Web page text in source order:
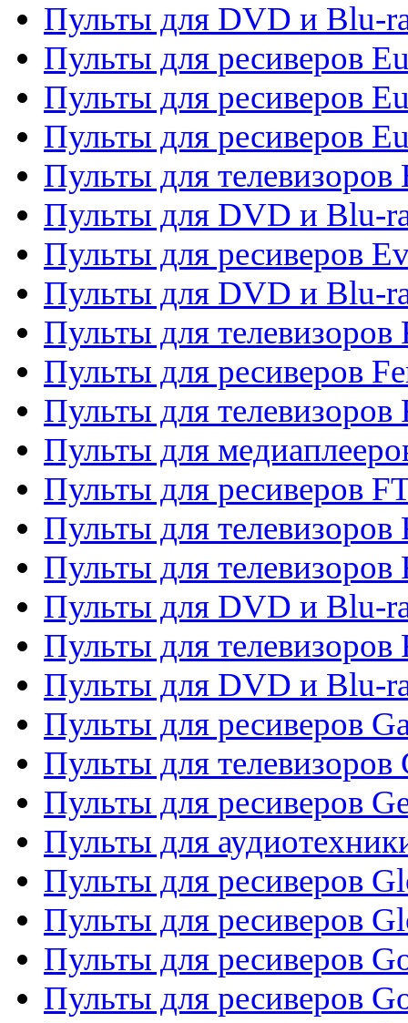
Пульты для DVD и Blu-
Пульты для ресиверов
Пульты для ресиверов
Пульты для ресиверов
Пульты для телевизоров
Пульты для DVD и Blu-
Пульты для ресиверов
Пульты для DVD и Blu-
Пульты для телевизоров
Пульты для ресиверов
Пульты для
Пульты для
Пульты для ресиверов
Пульты для телевизоров
Пульты для телевизоров
Пульты для DVD и Blu-
Пульты для телевизоров
Пульты для DVD и Blu-
Пульты для ресиверов
Пульты для телевизоров
Пульты для ресиверов
Пульты для
Пульты для ресиверов
Пульты для ресиверов
Пульты для ресиверов
Пульты для ресиверов